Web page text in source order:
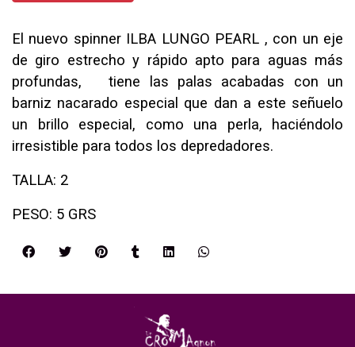
El nuevo spinner ILBA LUNGO PEARL , con un eje
de giro estrecho y rápido apto para aguas más
profundas, tiene las palas acabadas con un
barniz nacarado especial que dan a este señuelo
un brillo especial, como una perla, haciéndolo
irresistible para todos los depredadores.
TALLA: 2
PESO: 5 GRS